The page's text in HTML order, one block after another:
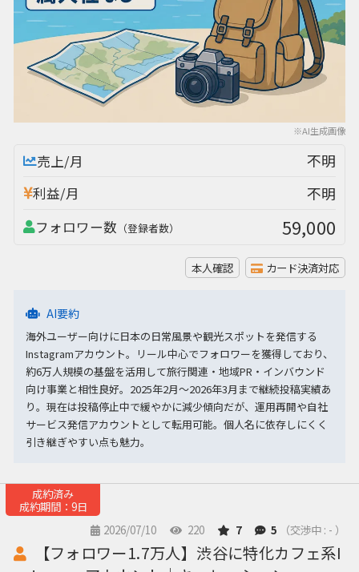
※AI生成画像
売上/月 不明
利益/月 不明
フォロワー数 （登録者数） 59,000
本人確認 カード決済対応
AI要約
海外ユーザー向けに日本の日常風景や観光スポットを発信する
Instagramアカウント。リール中心でフォロワーを獲得しており、
約6万人規模の基盤を活用して旅行関連・地域PR・インバウンド
向け事業と相性良好。2025年2月〜2026年3月まで継続投稿実績あ
り。現在は投稿停止中で緩やかに減少傾向だが、運用再開や自社
サービス発信アカウントとして転用可能。個人名に依存しにくく
引き継ぎやすい点も魅力。
成約済み
成約期間：9日
2026/07/10
220 7 5 （交渉中 : - ）
【フォロワー1.7万人】渋谷に特化カフェ系I